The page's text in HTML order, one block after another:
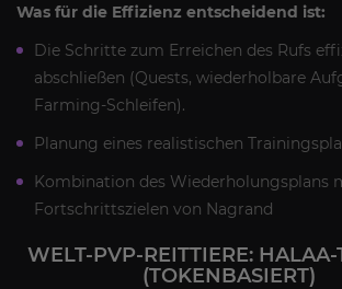
Was für die Effizienz entscheidend ist:
Die Schritte zum Erreichen des Rufs
abschließen (Quests, wiederholbare
Farming-Schleifen).
Planung eines realistischen
Kombination des Wiederholungsplans
Fortschrittszielen von Nagrand
WELT-PVP-REITTIERE:
(TOKENBASIERT)